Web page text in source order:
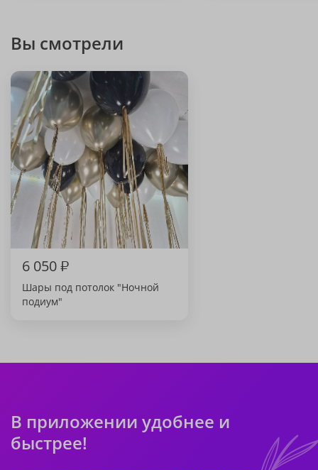
Вы смотрели
6 050₽
Шары под потолок "Ночной
подиум"
В приложении удобнее и
быстрее!